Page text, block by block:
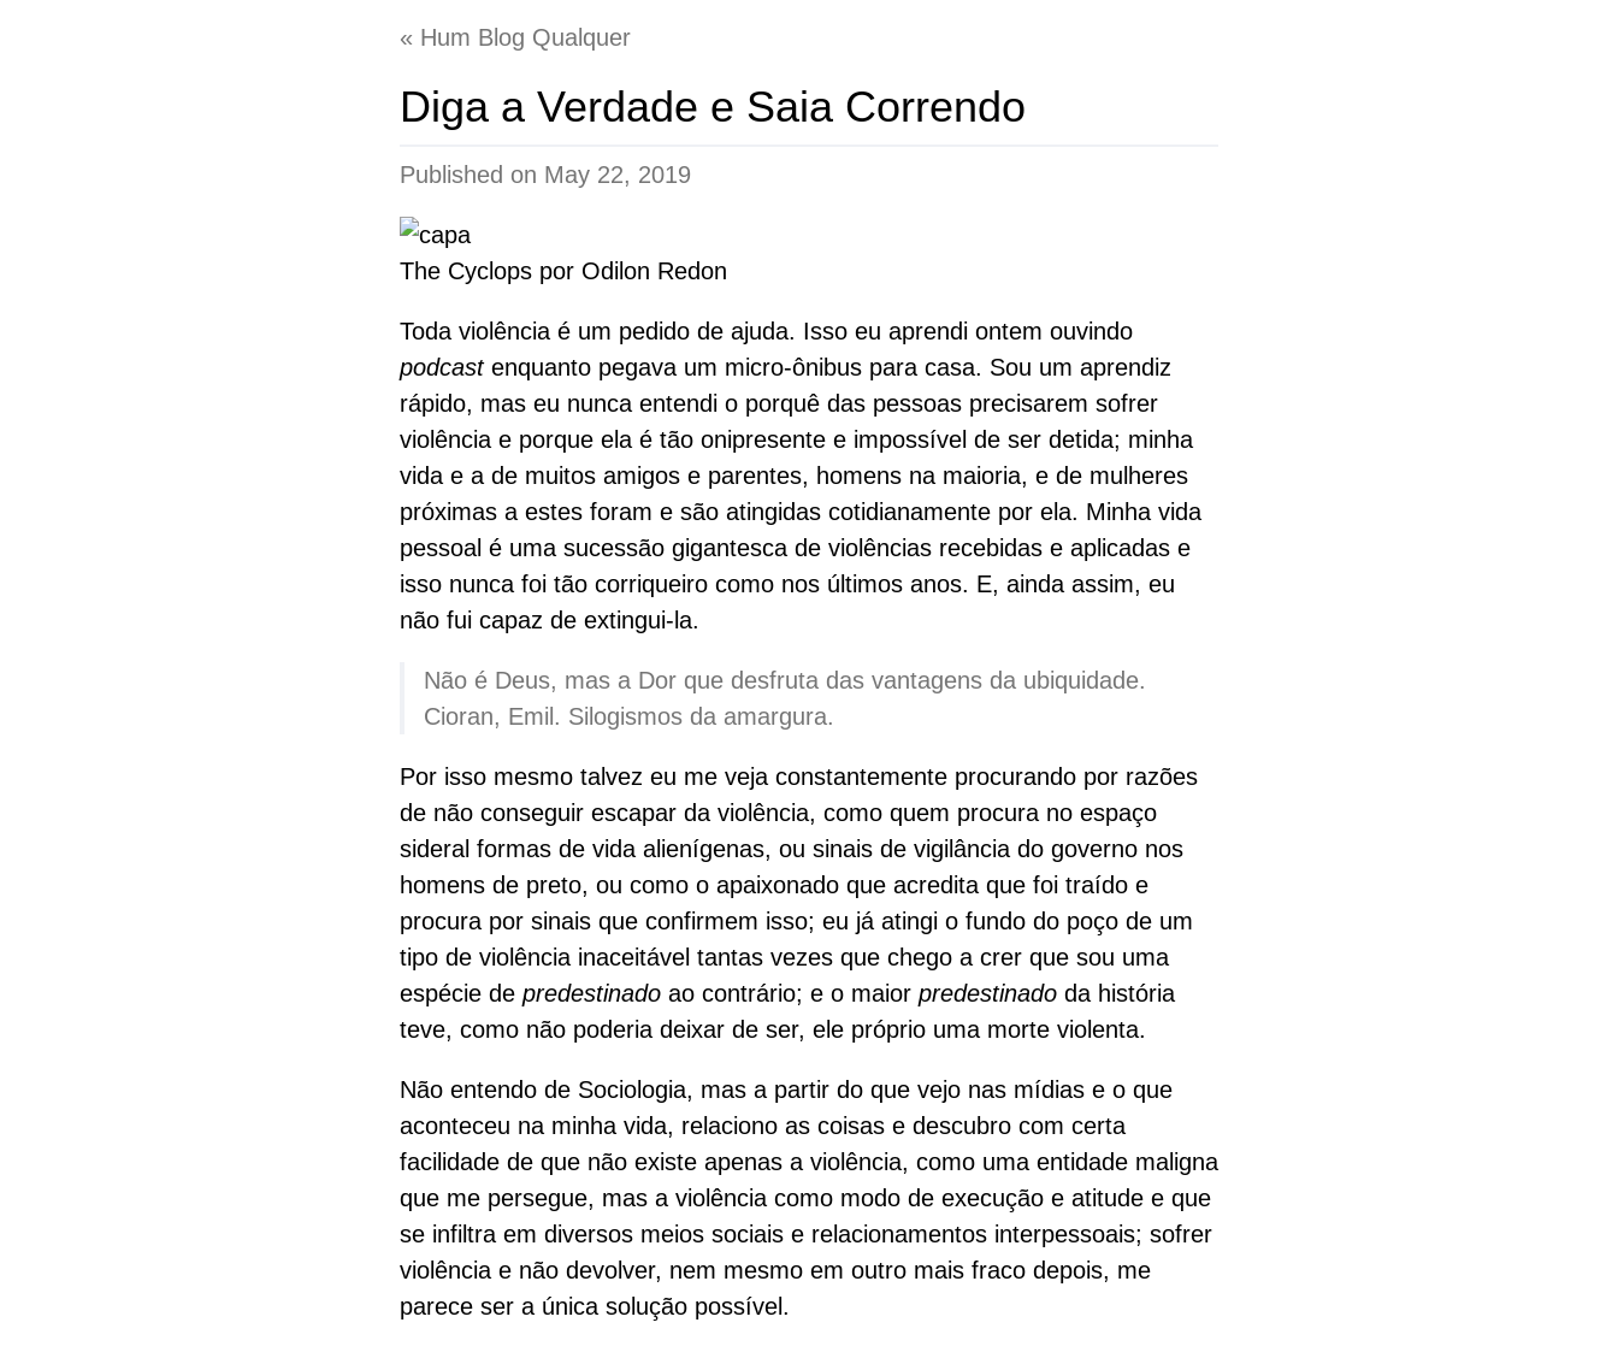
Hum Blog Qualquer
Diga a Verdade e Saia Correndo
Published on May 22, 2019
The Cyclops por Odilon Redon
Toda violência é um pedido de ajuda. Isso eu aprendi ontem ouvindo
podcastenquanto pegava um micro-ônibus para casa. Sou um aprendiz
rápido, mas eu nunca entendi o porquê das pessoas precisarem sofrer
violência e porque ela é tão onipresente e impossível de ser detida; minha
vida e a de muitos amigos e parentes, homens na maioria, e de mulheres
próximas a estes foram e são atingidas cotidianamente por ela. Minha vida
pessoal é uma sucessão gigantesca de violências recebidas e aplicadas e
isso nunca foi tão corriqueiro como nos últimos anos. E, ainda assim, eu
não fui capaz de extingui-la.
Não é Deus, mas a Dor que desfruta das vantagens da ubiquidade.
Cioran, Emil. Silogismos da amargura.
Por isso mesmo talvez eu me veja constantemente procurando por razões
de não conseguir escapar da violência, como quem procura no espaço
sideral formas de vida alienígenas, ou sinais de vigilância do governo nos
homens de preto, ou como o apaixonado que acredita que foi traído e
procura por sinais que confirmem isso; eu já atingi o fundo do poço de um
tipo de violência inaceitável tantas vezes que chego a crer que sou uma
espécie de predestinado ao contrário; e o maior predestinado da história
teve, como não poderia deixar de ser, ele próprio uma morte violenta.
Não entendo de Sociologia, mas a partir do que vejo nas mídias e o que
aconteceu na minha vida, relaciono as coisas e descubro com certa
facilidade de que não existe apenas a violência, como uma entidade maligna
que me persegue, mas a violência como modo de execução e atitude e que
se infiltra em diversos meios sociais e relacionamentos interpessoais; sofrer
violência e não devolver, nem mesmo em outro mais fraco depois, me
parece ser a única solução possível.